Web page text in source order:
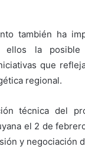
también ha
ellos la
que
regional.
técnica del
el 2 de
y negociación